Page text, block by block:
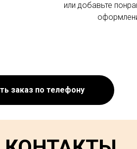
или добавьте
заказ по телефону